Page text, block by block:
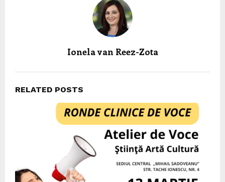
Ionela van Reez-Zota
RELATED POSTS